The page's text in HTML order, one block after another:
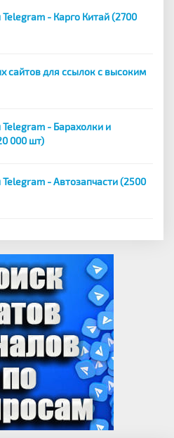
- Карго Китай (2700
сайтов для ссылок с высоким
- Барахолки и
000 шт)
- Автозапчасти (2500